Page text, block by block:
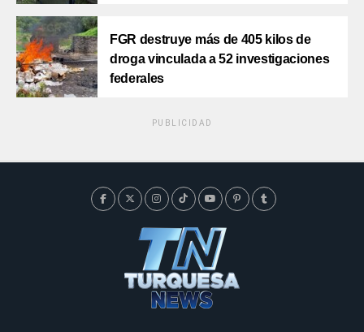
FGR destruye más de 405 kilos de
droga vinculada a 52 investigaciones
federales
PUBLICIDAD